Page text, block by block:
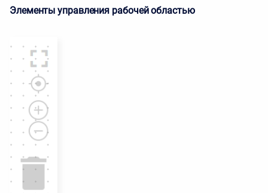
Элементы управления рабочей областью